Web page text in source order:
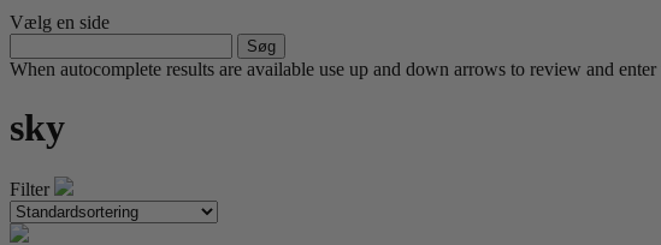
Vælg en side
efter:
When autocomplete results are available use up and down arrows to review and
sky
Filter